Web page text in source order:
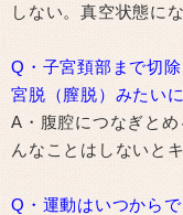
しない。真空状態に
Q・子宮頚部まで切
宮脱（膣脱）みたい
A・腹腔につなぎと
んなことはしないとキ
Q・運動はいつから